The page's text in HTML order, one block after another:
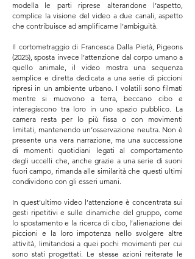
modella le parti riprese alterandone l’aspetto,
complice la visione del video a due canali, aspetto
che contribuisce ad amplificarne l’ambiguità.
Il cortometraggio di Francesca Dalla Pietà, Pigeons
(2025), sposta invece l’attenzione dal corpo umano a
quello animale, il video mostra una sequenza
semplice e diretta dedicata a una serie di piccioni
ripresi in un ambiente urbano. I volatili sono filmati
mentre si muovono a terra, beccano cibo e
interagiscono tra loro in uno spazio pubblico. La
camera resta per lo più fissa o con movimenti
limitati, mantenendo un’osservazione neutra. Non è
presente una vera narrazione, ma una successione
di momenti quotidiani legati al comportamento
degli uccelli che, anche grazie a una serie di suoni
fuori campo, rimanda alle similarità che questi ultimi
condividono con gli esseri umani.
In quest’ultimo video l’attenzione è concentrata sui
gesti ripetitivi e sulle dinamiche del gruppo, come
lo spostamento e la ricerca di cibo, l’alienazione dei
piccioni e la loro impotenza nello svolgere altre
attività, limitandosi a quei pochi movimenti per cui
sono stati progettati. Le stesse azioni reiterate le